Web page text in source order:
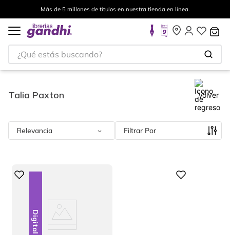
Más de 5 millones de títulos en nuestra tienda en línea.
¿Qué estás buscando?
Talia Paxton Volver
Relevancia Filtrar
Digital